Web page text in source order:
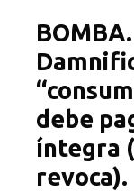
debe
íntegra
revoca).